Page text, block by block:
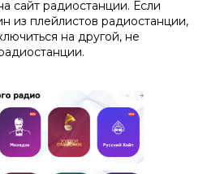
сайт радиостанции. Если
из плейлистов радиостанции,
на другой, не